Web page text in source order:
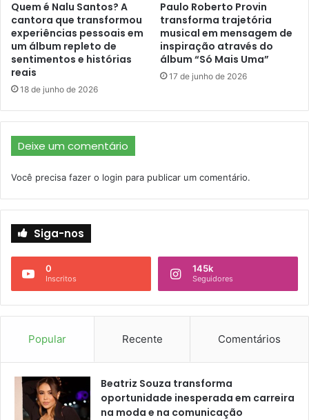
Quem é Nalu Santos? A
cantora que transformou
experiências pessoais em
um álbum repleto de
sentimentos e histórias
reais
18 de junho de 2026
Paulo Roberto Provin
transforma trajetória
musical em mensagem de
inspiração através do
álbum “Só Mais Uma”
17 de junho de 2026
Deixe um comentário
Você precisa fazer o login para publicar um comentário.
Siga-nos
0
Inscritos
145k
Seguidores
Popular Recente Comentários
Beatriz Souza transforma
oportunidade inesperada em carreira
na moda e na comunicação